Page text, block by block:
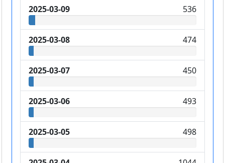
2025-03-09 536
2025-03-08 474
2025-03-07 450
2025-03-06 493
2025-03-05 498